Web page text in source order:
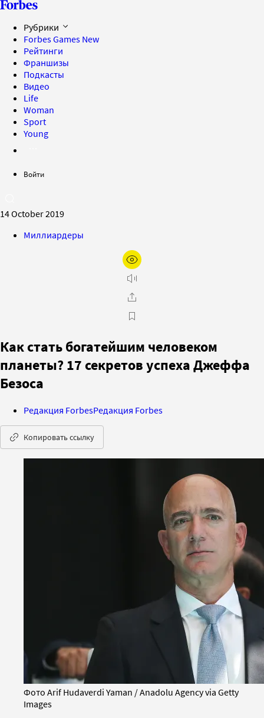
Рубрики
Forbes Games New
Рейтинги
Франшизы
Подкасты
Видео
Life
Woman
Sport
Young
Войти
14 October 2019
Миллиардеры
Как стать богатейшим человеком
планеты? 17 секретов успеха Джеффа
Безоса
Редакция ForbesРедакция Forbes
Копировать ссылку
Фото Arif Hudaverdi Yaman / Anadolu Agency via Getty
Images